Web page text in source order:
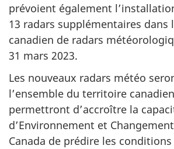
prévoient également
13 radars supplémentaires dans
canadien de radars
31 mars 2023.
Les nouveaux radars météo
l’ensemble du territoire
permettront d’accroître la
d’Environnement et
Canada de prédire les conditions